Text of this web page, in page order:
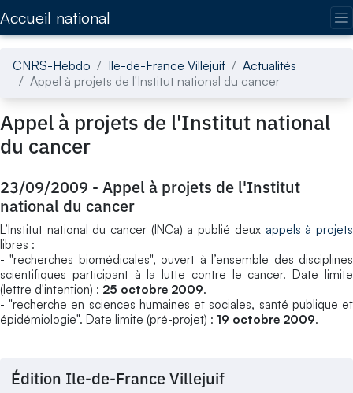
Accueil national
CNRS-Hebdo Ile-de-France Villejuif
Actualités
Appel à projets de l'Institut national du cancer
Appel à projets de l'Institut national
du cancer
23/09/2009 - Appel à projets de l'Institut
national du cancer
L’Institut national du cancer (INCa) a publié deux appels à projets
libres :
- "recherches biomédicales", ouvert à l’ensemble des disciplines
scientifiques participant à la lutte contre le cancer. Date limite
(lettre d'intention) : 25 octobre 2009.
- "recherche en sciences humaines et sociales, santé publique et
épidémiologie". Date limite (pré-projet) : 19 octobre 2009.
Édition Ile-de-France Villejuif